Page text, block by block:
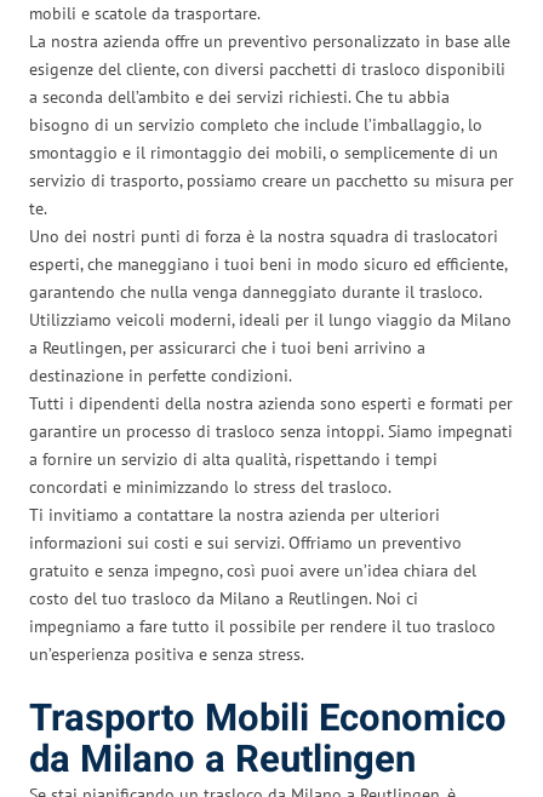
mobili e scatole da trasportare.
La nostra azienda offre un preventivo personalizzato in base alle
esigenze del cliente, con diversi pacchetti di trasloco disponibili
a seconda dell’ambito e dei servizi richiesti. Che tu abbia
bisogno di un servizio completo che include l’imballaggio, lo
smontaggio e il rimontaggio dei mobili, o semplicemente di un
servizio di trasporto, possiamo creare un pacchetto su misura per
te.
Uno dei nostri punti di forza è la nostra squadra di traslocatori
esperti, che maneggiano i tuoi beni in modo sicuro ed efficiente,
garantendo che nulla venga danneggiato durante il trasloco.
Utilizziamo veicoli moderni, ideali per il lungo viaggio da Milano
a Reutlingen, per assicurarci che i tuoi beni arrivino a
destinazione in perfette condizioni.
Tutti i dipendenti della nostra azienda sono esperti e formati per
garantire un processo di trasloco senza intoppi. Siamo impegnati
a fornire un servizio di alta qualità, rispettando i tempi
concordati e minimizzando lo stress del trasloco.
Ti invitiamo a contattare la nostra azienda per ulteriori
informazioni sui costi e sui servizi. Offriamo un preventivo
gratuito e senza impegno, così puoi avere un’idea chiara del
costo del tuo trasloco da Milano a Reutlingen. Noi ci
impegniamo a fare tutto il possibile per rendere il tuo trasloco
un’esperienza positiva e senza stress.
Trasporto Mobili Economico
da Milano a Reutlingen